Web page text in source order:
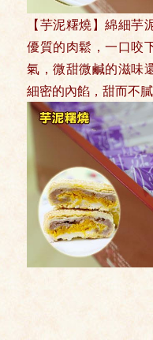
【芋泥糬燒】綿細
優質的肉鬆，一口咬
氣，微甜微鹹的滋味
細密的內餡，甜而不膩